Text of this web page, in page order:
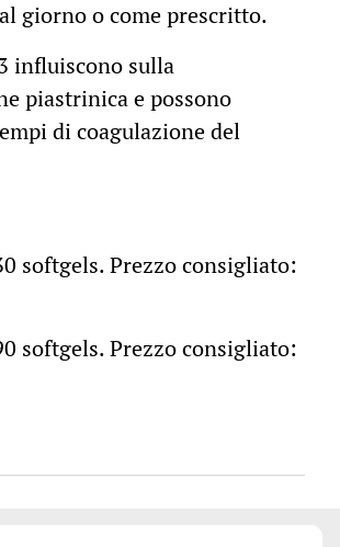
giorno o come prescritto.
influiscono sulla
piastrinica e possono
di coagulazione del
softgels. Prezzo consigliato:
softgels. Prezzo consigliato: